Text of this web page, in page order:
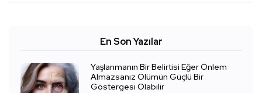
En Son Yazılar
Yaşlanmanın Bir Belirtisi Eğer Önlem
Almazsanız Ölümün Güçlü Bir
Göstergesi Olabilir